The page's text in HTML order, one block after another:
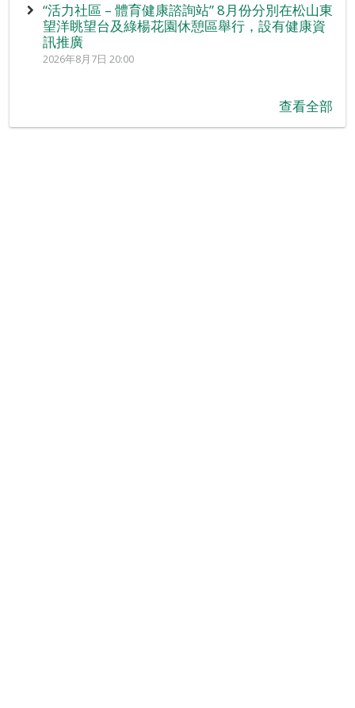
“活力社區 – 體育健康諮詢站” 8月份分別在松山東
望洋眺望台及綠楊花園休憩區舉行，設有健康資
訊推廣
2026年8月7日 20:00
查看全部